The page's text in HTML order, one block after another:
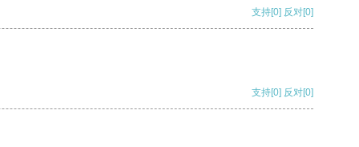
支持[0] 反对[0]
支持[0] 反对[0]